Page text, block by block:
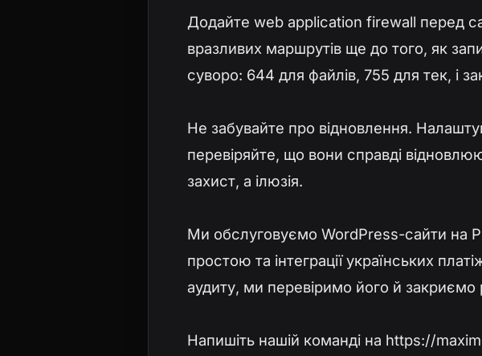
Додайте web application firewall перед
вразливих маршрутів ще до того, як
суворо: 644 для файлів, 755 для тек, і
Не забувайте про відновлення.
перевіряйте, що вони справді
захист, а ілюзія.
Ми обслуговуємо WordPress-сайти на
простою та інтеграції українських
аудиту, ми перевіримо його й закриємо
Напишіть нашій команді на https://